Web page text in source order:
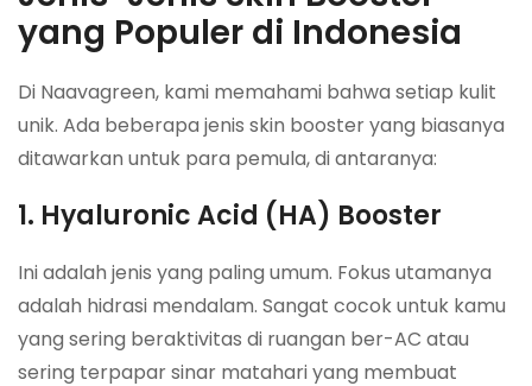
yang Populer di Indonesia
Di Naavagreen, kami memahami bahwa setiap kulit
unik. Ada beberapa jenis skin booster yang biasanya
ditawarkan untuk para pemula, di antaranya:
1. Hyaluronic Acid (HA) Booster
Ini adalah jenis yang paling umum. Fokus utamanya
adalah hidrasi mendalam. Sangat cocok untuk kamu
yang sering beraktivitas di ruangan ber-AC atau
sering terpapar sinar matahari yang membuat